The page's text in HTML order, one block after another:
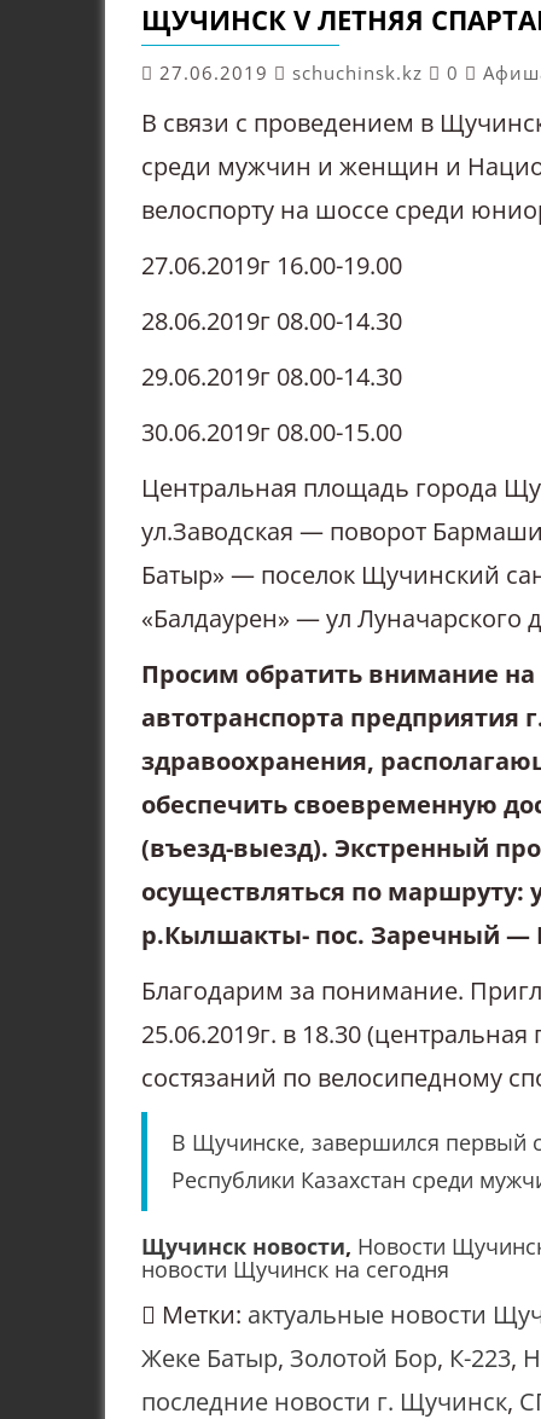
ЩУЧИНСК V ЛЕТНЯЯ
27.06.2019 schuchinsk.kz 0
В связи с проведением в
среди мужчин и женщин и
велоспорту на шоссе среди
27.06.2019г 16.00-19.00
28.06.2019г 08.00-14.30
29.06.2019г 08.00-14.30
30.06.2019г 08.00-15.00
Центральная площадь города
ул.Заводская — поворот
Батыр» — поселок Щучинский
«Балдаурен» — ул Луначарского
Просим обратить внимание
автотранспорта предприятия
здравоохранения,
обеспечить своевременную
(въезд-выезд). Экстренный
осуществляться по маршруту:
р.Кылшакты- пос. Заречный —
Благодарим за понимание.
25.06.2019г. в 18.30
состязаний по велосипедному
В Щучинске, завершился первый
Республики Казахстан среди
Щучинск новости, Новости
новости Щучинск на сегодня
Метки: актуальные новости
Жеке Батыр, Золотой Бор, К-223,
последние новости г. Щучинск,